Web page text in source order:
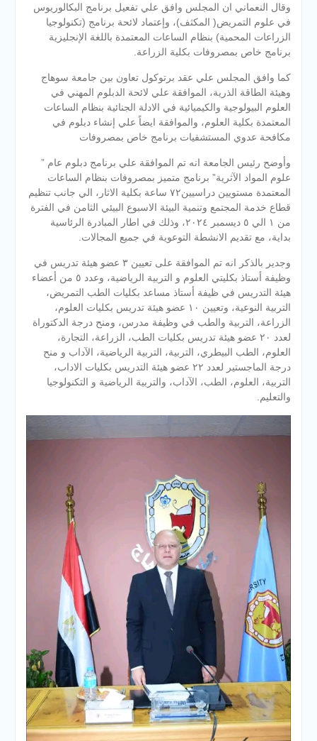
وقال النعماني ان المجلس وافق علي تفعيل برنامج البكالوريوس
في علوم التمريض( المكثف)، وإعتماد لائحة برنامج (تكنولوجيا
الزراعات المحمية) بنظام الساعات المعتمدة باللغة الإنجليزية
برنامج خاص بمصروفات بكلية الزراعة.
كما وافق المجلس علي عقد برتوكول تعاون بين جامعة سوهاج
وهيئة الطاقة الذرية، الموافقة علي لائحة الدبلوم المهني في
العلوم البيولوجية والكيميائية في الادلة الجنائية بنظام الساعات
المعتمدة بكلية العلوم، والموافقة ايضاً علي إنشاء دبلوم في
مكافحة عدوي المستشفيات برنامج خاص بمصروفات
وأوضح رئيس الجامعة انه تم الموافقة علي برنامج دبلوم عام ”
علوم المواد الآثرية” برنامج متميز بمصروفات بنظام الساعات
المعتمدة مستويين دراسيين٧٢ ساعة بكلية الاثار، الي جانب تنظيم
قطاع خدمة المجتمع وتنمية البيئة الاسبوع البيئي الثامن في الفترة
من ١ الي ٥ ديسمبر ٢٠٢٤، وذلك في اطار المبادرة الرئاسية
بداية، مع تقديم الانشطة التوعوية في جميع المجالات.
وجدير بالذكر انه تم الموافقة على تعيين ٣ عضو هيئة تدريس في
وظيفة أستاذ بكليتي العلوم و التربية الرياضية، وعدد ٥ من أعضاء
هيئة التدريس في ظيفة أستاذ مساعد بكليات الطب التمريض،
التربية النوعية، وتعيين ١٠ عضو هيئة تدريس بكليات العلوم،
الزراعة، التربية والطب في وظيفة مدرس، ومنح درجة الدكتوراة
لعدد ٢٠ عضو هيئة تدريس بكليات الطب، الزراعة، التجارة،
العلوم، الطب البيطري، التربية، التربية الرياضية، الآداب و منح
درجة الماجستير لعدد ٢٢ عضو هيئة التدريس بكليات الاداب،
التربية، العلوم، الطب، الآداب، والتربية الرياضية و التكنولوجيا
والتعليم.